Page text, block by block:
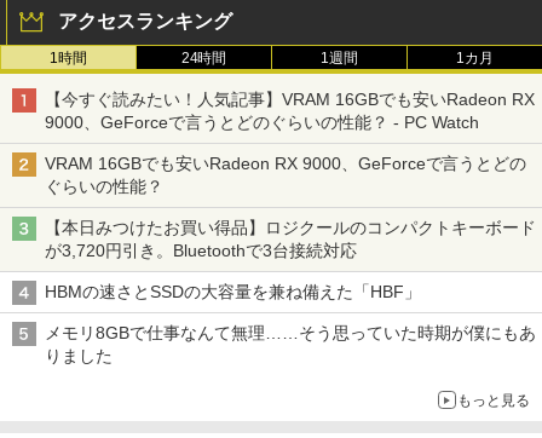
On My Road (Stadium ver.)
￥250
On My Road (Stadium ver.)
￥250
￥1,117
by Amazon 炭酸水 ラベルレス 500ml ×24本
強炭酸水 ペットボトル 500ミリリットル (Sm
art Basic)
【Amazon.co.jp限定】 伊藤園 磨かれて、澄
みきった日本の水 2L 8本 ラベルレス [ ケース
] [ 水 ] [ ペットボトル ] [ 箱買い ] [ ストック
] [ 水分補給 ]
HUNTER×HUNTER モノクロ版 39 (ジャンプ
コミックスDIGITAL)
￥572
スーパーの裏でヤニ吸うふたり 9巻 (デジタル
版ビッグガンガンコミックス)
￥810
6GB(M.2 SATA) | DVDマルチ | 無線LAN:
あり | WUXGA | Webカメラ内蔵 | Win11
Pro64Bit | ACアダプター付属
￥17,980
k 430G8 第11世代 i5 1135G7 メモリ16G
B NVMe256GB Win11
￥27,800
1 Office 2024付き インテルCeleron 第1
3世代～第14世代 メモリ8GB/16GB SSD
研究所） BA6(Benny A6) Windows11 C
eleron 3965U 2.2GHz メモリ8GB 500G
B SSD128GB 23.8インチ Office付き 無
￥17,800
3
【ポイント10倍 期間限定】HP ProOne 6
00 G6 All-in-One｜第10世代Core i5-105
00T｜16GBメモリ｜512GB SSD｜21.5
型FHD液晶｜Windows 11 Pro｜Webカ
メラ内蔵｜WPS Office付属｜省スペース
一体型PC All-In-ONE「整備済み中古
品」
ズ
￥10,980
3
【エントリーで最大全額ポイント還元｜
8/11まで】 ASUS｜エイスース PCモニ
5型 /フルHD(1920×1080) /ワイド /100H
z]
￥10,980
ADSパネル フルHD HDMI Type-C 中古
3
[新品][シャンフロ]シャングリラ・フロン
ティア (1-27巻 最新刊) + オリジナル収納
BOX付 全巻セット
￥21,417
ゼンリン電子住宅地図 デジタウン 大阪府
大阪市生野区 202509 271160Z0W
￥21,780
施設基準パーフェクトブック 2026年度
版 [ 一般社団法人日本施設基準管理士協
アクセスランキング
1時間 24時間 1週間 1カ月
【今すぐ読みたい！人気記事】VRAM 16GBでも安いRadeon RX
9000、GeForceで言うとどのぐらいの性能？ - PC Watch
VRAM 16GBでも安いRadeon RX 9000、GeForceで言うとどの
ぐらいの性能？
【本日みつけたお買い得品】ロジクールのコンパクトキーボード
が3,720円引き。Bluetoothで3台接続対応
HBMの速さとSSDの大容量を兼ね備えた「HBF」
メモリ8GBで仕事なんて無理……そう思っていた時期が僕にもあ
りました
もっと見る